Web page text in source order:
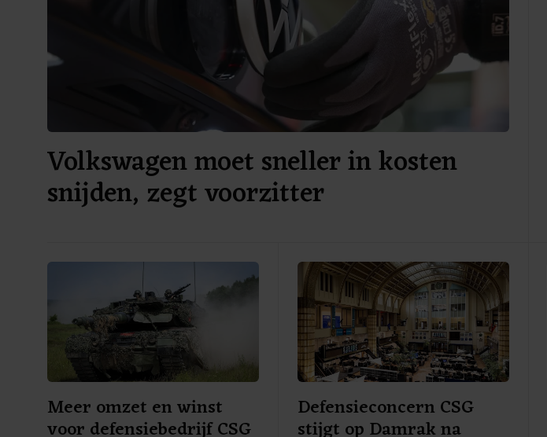
Volkswagen moet sneller in kosten
snijden, zegt voorzitter
Meer omzet en winst
voor defensiebedrijf CSG
Defensieconcern CSG
stijgt op Damrak na